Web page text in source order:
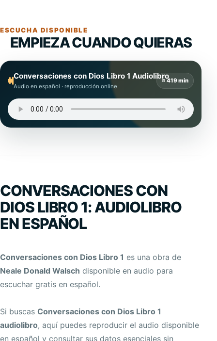
ESCUCHA DISPONIBLE
EMPIEZA CUANDO QUIERAS
Conversaciones con Dios Libro 1 Audiolibro
Audio en español · reproducción online
≈ 419 min
CONVERSACIONES CON
DIOS LIBRO 1: AUDIOLIBRO
EN ESPAÑOL
Conversaciones con Dios Libro 1 es una obra de
Neale Donald Walsch disponible en audio para
escuchar gratis en español.
Si buscas Conversaciones con Dios Libro 1
audiolibro, aquí puedes reproducir el audio disponible
en español y consultar sus datos esenciales sin